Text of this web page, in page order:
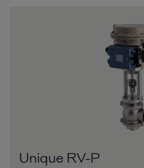
Unique RV-P